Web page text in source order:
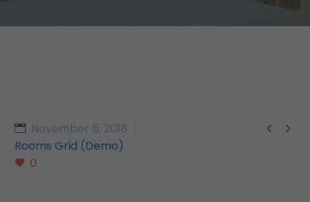
 
November 5, 2018
Rooms Grid (Demo)
0